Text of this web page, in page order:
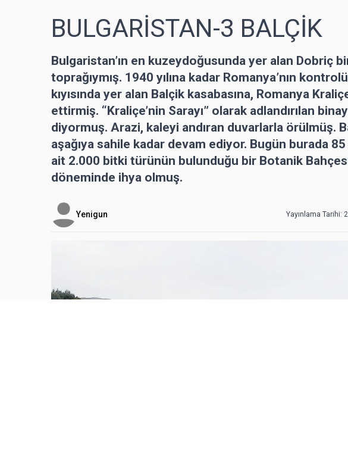
BULGARİSTAN-3 BALÇİK
Bulgaristan’ın en kuzeydoğusunda yer alan Dobriç
toprağıymış. 1940 yılına kadar Romanya’nın
kıyısında yer alan Balçik kasabasına, Romanya
ettirmiş. “Kraliçe’nin Sarayı” olarak adlandırılan
diyormuş. Arazi, kaleyi andıran duvarlarla örülmüş.
aşağıya sahile kadar devam ediyor. Bugün burada
ait 2.000 bitki türünün bulunduğu bir Botanik
döneminde ihya olmuş.
Yenigun Yayınlama Tarihi: